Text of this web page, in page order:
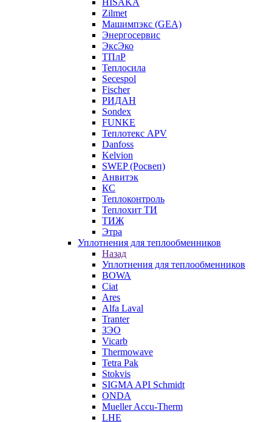
HISAKA
Zilmet
Машимпэкс (GEA)
Энергосервис
ЭксЭко
ТПлР
Теплосила
Secespol
Fischer
РИДАН
Sondex
FUNKE
Теплотекс APV
Danfoss
Kelvion
SWEP (Росвеп)
Анвитэк
КС
Теплоконтроль
Теплохит ТИ
ТИЖ
Этра
Уплотнения для теплообменников
Назад
Уплотнения для теплообменников
BOWA
Ciat
Ares
Alfa Laval
Tranter
ЗЭО
Vicarb
Thermowave
Tetra Pak
Stokvis
SIGMA API Schmidt
ONDA
Mueller Accu-Therm
LHE